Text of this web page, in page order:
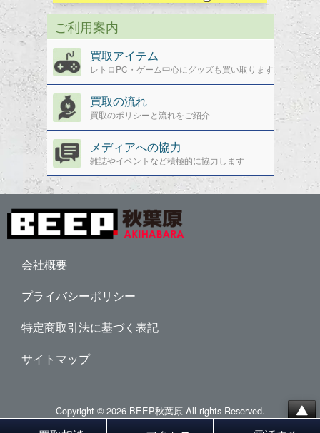
ご利用案内
買取アイテム
レトロPC・ゲーム中心にグッズも買い取ります
買取の流れ
買取のポリシーと流れをご紹介
メディアへの協力
雑誌やイベントなど積極的に協力します
会社概要
プライバシーポリシー
特定商取引法に基づく表記
サイトマップ
Copyright © 2026 BEEP秋葉原 All rights Reserved.